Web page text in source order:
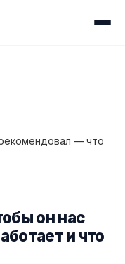
— что
он нас
и что